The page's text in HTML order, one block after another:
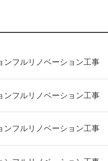
フルリノベーション工事
フルリノベーション工事
フルリノベーション工